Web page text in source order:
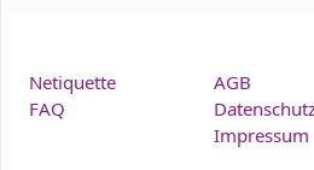
Netiquette
FAQ
AGB
Impressum